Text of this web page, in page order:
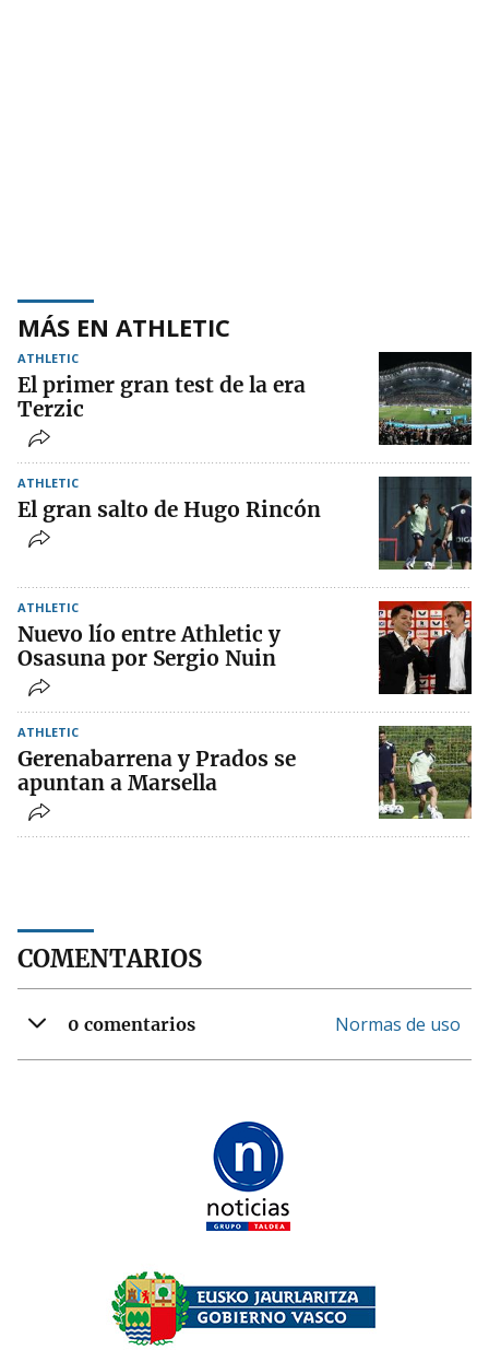
MÁS EN ATHLETIC
ATHLETIC
El primer gran test de la era
Terzic
ATHLETIC
El gran salto de Hugo Rincón
ATHLETIC
Nuevo lío entre Athletic y
Osasuna por Sergio Nuin
ATHLETIC
Gerenabarrena y Prados se
apuntan a Marsella
COMENTARIOS
0 comentarios Normas de uso